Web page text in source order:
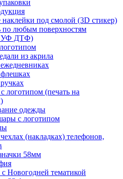
под смолой (3D стикер)
по любым поверхностям
УФ ДТФ)
из акрила
логотипом (печать на
одежды
с логотипом
(накладках) телефонов,
58мм
Новогодней тематикой